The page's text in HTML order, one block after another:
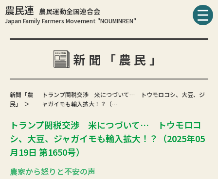
農民連 農民運動全国連合会
Japan Family Farmers Movement "NOUMINREN"
新聞「農民」
新聞「農
民」
トランプ関税交渉 米につづいて… トウモロコシ、大豆、ジ
ャガイモも輸入拡大！？（…
トランプ関税交渉 米につづいて… トウモロコ
シ、大豆、ジャガイモも輸入拡大！？（2025年05
月19日 第1650号）
農家から怒りと不安の声